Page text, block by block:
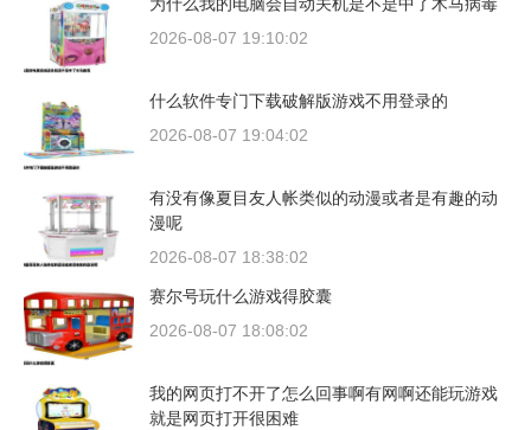
2026-08-07 19:10:02
什么软件专门下载破解版游戏不用登录的
2026-08-07 19:04:02
有没有像夏目友人帐类似的动漫或者是有趣的动
漫呢
2026-08-07 18:38:02
赛尔号玩什么游戏得胶囊
2026-08-07 18:08:02
我的网页打不开了怎么回事啊有网啊还能玩游戏
就是网页打开很困难